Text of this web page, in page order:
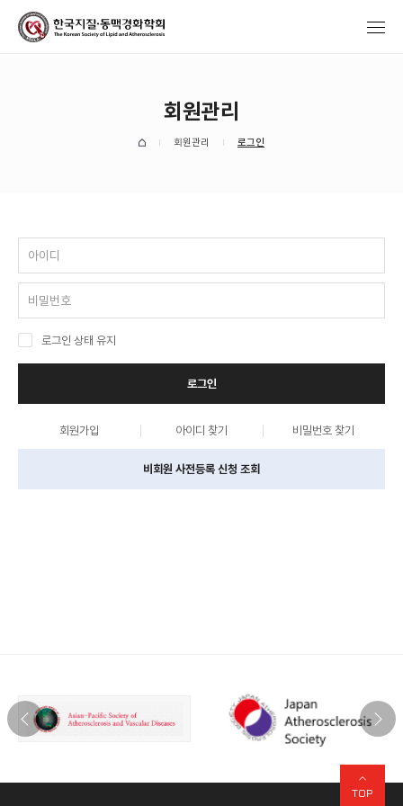
회원관리
회원관리 로그인
로그인 상태 유지
로그인
회원가입 아이디 찾기 비밀번호 찾기
비회원 사전등록 신청 조회
TOP